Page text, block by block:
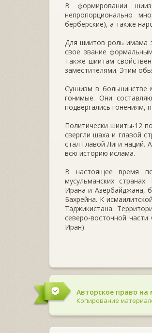
В формировании
непропорционально
берберские), а также
Для шиитов роль имама
свое звание
Также шиитам
заместителями. Этим
Суннизм в большинстве
гонимые. Они
подвергались гонениям,
Политически шииты-12
свергли шаха и главой
стал главой Лиги наций.
всю историю ислама.
В настоящее время
мусульманских
Ирана и Азербайджана,
Бахрейна. К
Таджикистана.
северо-восточной
Иран).
Авторское право на
Копирование